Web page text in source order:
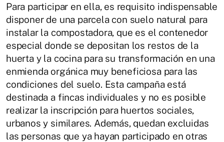
Para participar en ella, es requisito indispensable
disponer de una parcela con suelo natural para
instalar la compostadora, que es el contenedor
especial donde se depositan los restos de la
huerta y la cocina para su transformación en una
enmienda orgánica muy beneficiosa para las
condiciones del suelo. Esta campaña está
destinada a fincas individuales y no es posible
realizar la inscripción para huertos sociales,
urbanos y similares. Además, quedan excluidas
las personas que ya hayan participado en otras